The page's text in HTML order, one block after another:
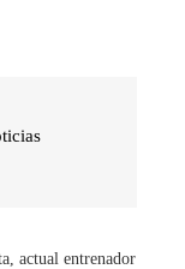
actual entrenador